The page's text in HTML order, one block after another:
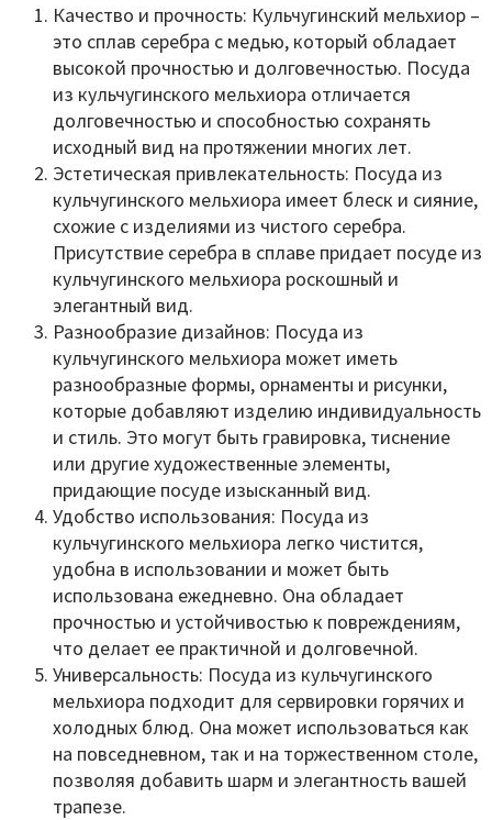
Качество и прочность: Кульчугинский мельхиор –
это сплав серебра с медью, который обладает
высокой прочностью и долговечностью. Посуда
из кульчугинского мельхиора отличается
долговечностью и способностью сохранять
исходный вид на протяжении многих лет.
Эстетическая привлекательность: Посуда из
кульчугинского мельхиора имеет блеск и сияние,
схожие с изделиями из чистого серебра.
Присутствие серебра в сплаве придает посуде из
кульчугинского мельхиора роскошный и
элегантный вид.
Разнообразие дизайнов: Посуда из
кульчугинского мельхиора может иметь
разнообразные формы, орнаменты и рисунки,
которые добавляют изделию индивидуальность
и стиль. Это могут быть гравировка, тиснение
или другие художественные элементы,
придающие посуде изысканный вид.
Удобство использования: Посуда из
кульчугинского мельхиора легко чистится,
удобна в использовании и может быть
использована ежедневно. Она обладает
прочностью и устойчивостью к повреждениям,
что делает ее практичной и долговечной.
Универсальность: Посуда из кульчугинского
мельхиора подходит для сервировки горячих и
холодных блюд. Она может использоваться как
на повседневном, так и на торжественном столе,
позволяя добавить шарм и элегантность вашей
трапезе.